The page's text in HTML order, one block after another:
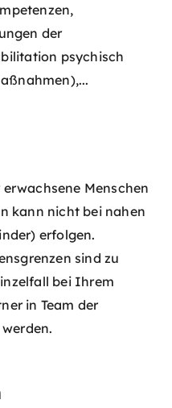
der
psychisch
Menschen
kann nicht bei nahen
erfolgen.
sind zu
bei Ihrem
in Team der